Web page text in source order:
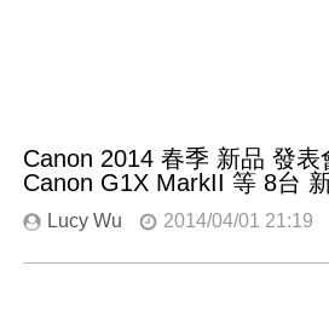
Canon 2014 春季 新品 發表
Canon G1X MarkII 等 8台
Lucy Wu 2014/04/01 21:19